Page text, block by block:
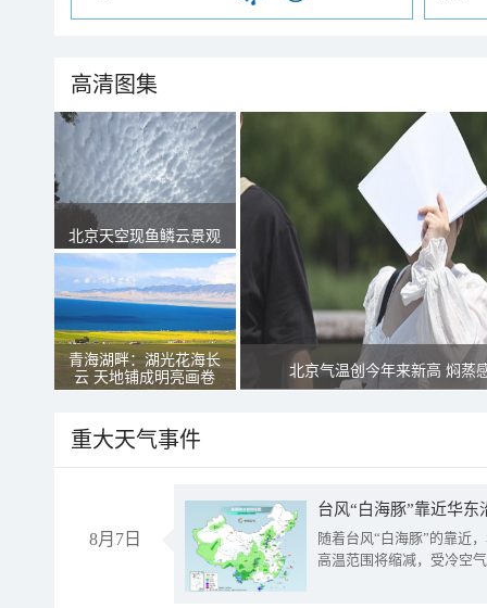
高清图集
北京天空现鱼鳞云景观
青海湖畔：湖光花海长
云 天地铺成明亮画卷
北京气温创今年来新高 焖蒸
重大天气事件
8月7日
台风“白海豚”靠近华
随着台风“白海豚”的靠近
高温范围将缩减，受冷空